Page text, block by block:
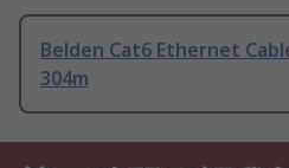
Belden Cat6 Ethernet
304m